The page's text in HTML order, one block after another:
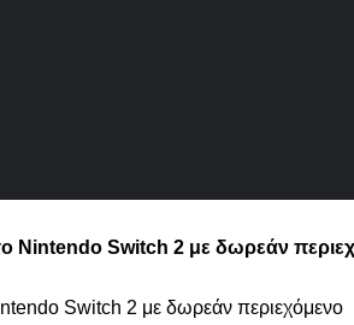
Nintendo Switch 2 με δωρεάν